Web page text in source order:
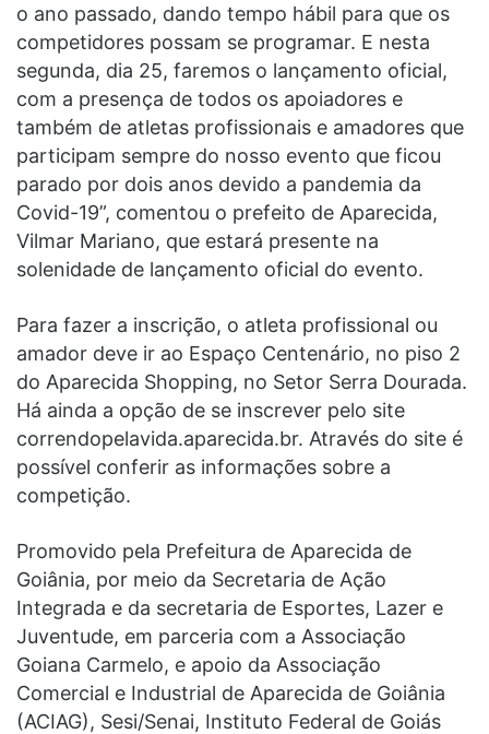
o ano passado, dando tempo hábil para que os
competidores possam se programar. E nesta
segunda, dia 25, faremos o lançamento oficial,
com a presença de todos os apoiadores e
também de atletas profissionais e amadores que
participam sempre do nosso evento que ficou
parado por dois anos devido a pandemia da
Covid-19”, comentou o prefeito de Aparecida,
Vilmar Mariano, que estará presente na
solenidade de lançamento oficial do evento.
Para fazer a inscrição, o atleta profissional ou
amador deve ir ao Espaço Centenário, no piso 2
do Aparecida Shopping, no Setor Serra Dourada.
Há ainda a opção de se inscrever pelo site
correndopelavida.aparecida.br. Através do site é
possível conferir as informações sobre a
competição.
Promovido pela Prefeitura de Aparecida de
Goiânia, por meio da Secretaria de Ação
Integrada e da secretaria de Esportes, Lazer e
Juventude, em parceria com a Associação
Goiana Carmelo, e apoio da Associação
Comercial e Industrial de Aparecida de Goiânia
(ACIAG), Sesi/Senai, Instituto Federal de Goiás